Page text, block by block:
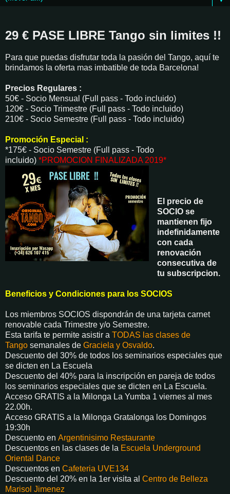
29 € PASE LIBRE Tango sin limites !!
Para que puedas disfrutar toda la pasión del Tango, aquí te
brindamos la oferta mas imbatible de toda Barcelona!
Precios Regulares :
50€ - Socio Mensual (Full pass - Todo incluido)
120€ - Socio Trimestre (Full pass - Todo incluido)
210€ - Socio Semestre (Full pass - Todo incluido)
Promoción Especial :
*175€ - Socio Semestre (Full pass - Todo
incluido) *PROMOCION FINALIZADA 2019*
El precio de
SOCIO se
mantienen fijo
indefinidamente
con cada
renovación
consecutiva de
tu subscripcion.
Beneficios y Condiciones para los SOCIOS
Los miembros SOCIOS dispondrán de una tarjeta carnet
renovable cada Trimestre y/o Semestre.
Esta tarifa te permite asistir a TODAS las clases de
Tango semanales de Graciela y Osvaldo.
Descuento del 30% de todos los seminarios especiales que
se dicten en La Escuela
Descuento del 40% para la inscripción en pareja de todos
los seminarios especiales que se dicten en La Escuela.
Acceso GRATIS a la Milonga La Yumba 1 viernes al mes
22.00h.
Acceso GRATIS a la Milonga Gratalonga los Domingos
19:30h
Descuento en Argentinisimo Restaurante
Descuentos en las clases de la Escuela Underground
Oriental Dance
Descuentos en Cafeteria UVE134
Descuento del 20% en la 1er visita al Centro de Belleza
Marisol Jimenez